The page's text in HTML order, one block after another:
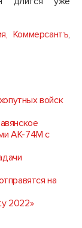
Коммерсантъ,
войск
АК-74М с
на
2022»